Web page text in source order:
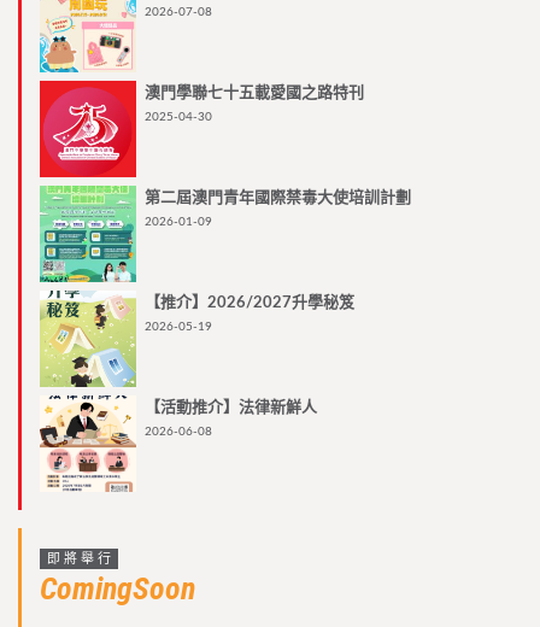
2026-07-08
澳門學聯七十五載愛國之路特刊
2025-04-30
第二屆澳門青年國際禁毒大使培訓計劃
2026-01-09
【推介】2026/2027升學秘笈
2026-05-19
【活動推介】法律新鮮人
2026-06-08
即將舉行
ComingSoon